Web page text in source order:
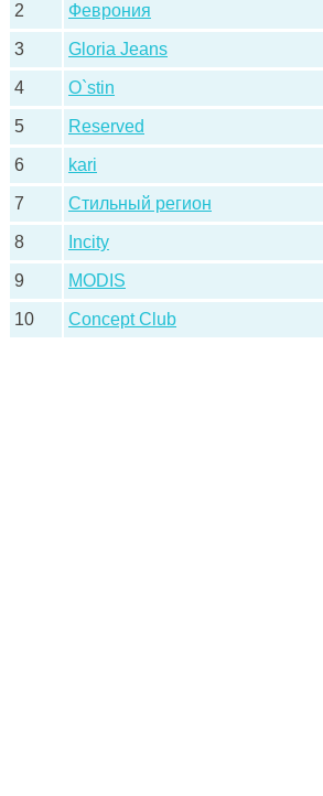
2 Феврония
3 Gloria Jeans
4 O`stin
5 Reserved
6 kari
7 Стильный регион
8 Incity
9 MODIS
10 Concept Club